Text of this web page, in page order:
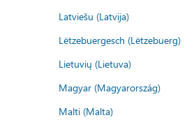
Latviešu (Latvija)
Lëtzebuergesch (Lëtzebuerg)
Lietuvių (Lietuva)
Magyar (Magyarország)
Malti (Malta)